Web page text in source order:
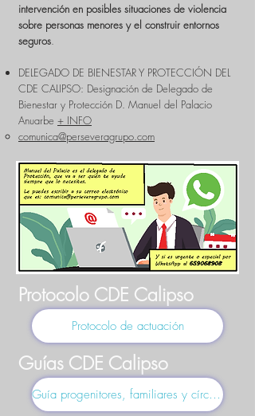
intervención en posibles situaciones de violencia
sobre personas menores y el construir entornos
seguros.
DELEGADO DE BIENESTAR Y PROTECCIÓN DEL
CDE CALIPSO: Designación de Delegado de
Bienestar y Protección D. Manuel del Palacio
Anuarbe + INFO
comunica@perseveragrupo.com
Protocolo CDE Calipso
Protocolo de actuación
Guías CDE Calipso
Guía progenitores, familiares y círculo cercano